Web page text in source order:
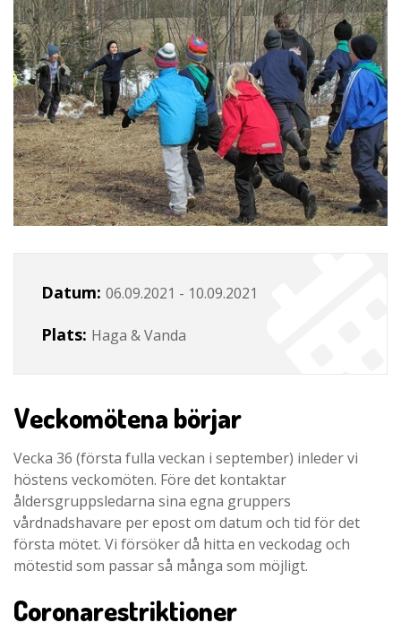
Datum: 06.09.2021 - 10.09.2021
Plats: Haga & Vanda
Veckomötena börjar
Vecka 36 (första fulla veckan i september) inleder vi
höstens veckomöten. Före det kontaktar
åldersgruppsledarna sina egna gruppers
vårdnadshavare per epost om datum och tid för det
första mötet. Vi försöker då hitta en veckodag och
mötestid som passar så många som möjligt.
Coronarestriktioner